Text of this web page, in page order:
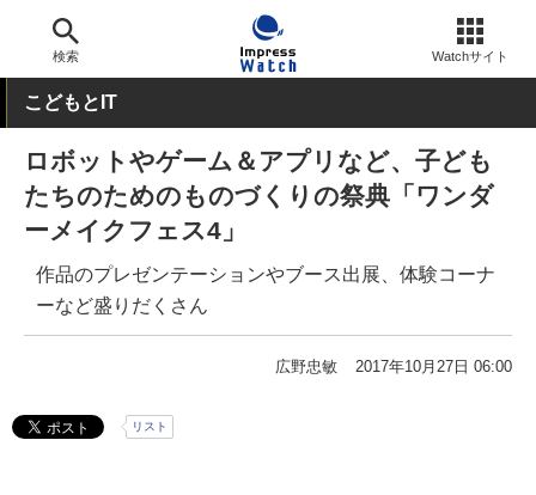
検索 Watchサイト
こどもとIT
ロボットやゲーム＆アプリなど、子ども
たちのためのものづくりの祭典「ワンダ
ーメイクフェス4」
作品のプレゼンテーションやブース出展、体験コーナ
ーなど盛りだくさん
広野忠敏 2017年10月27日 06:00
リスト